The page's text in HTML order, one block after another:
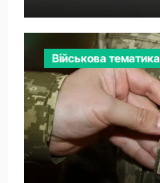
Військова тематика